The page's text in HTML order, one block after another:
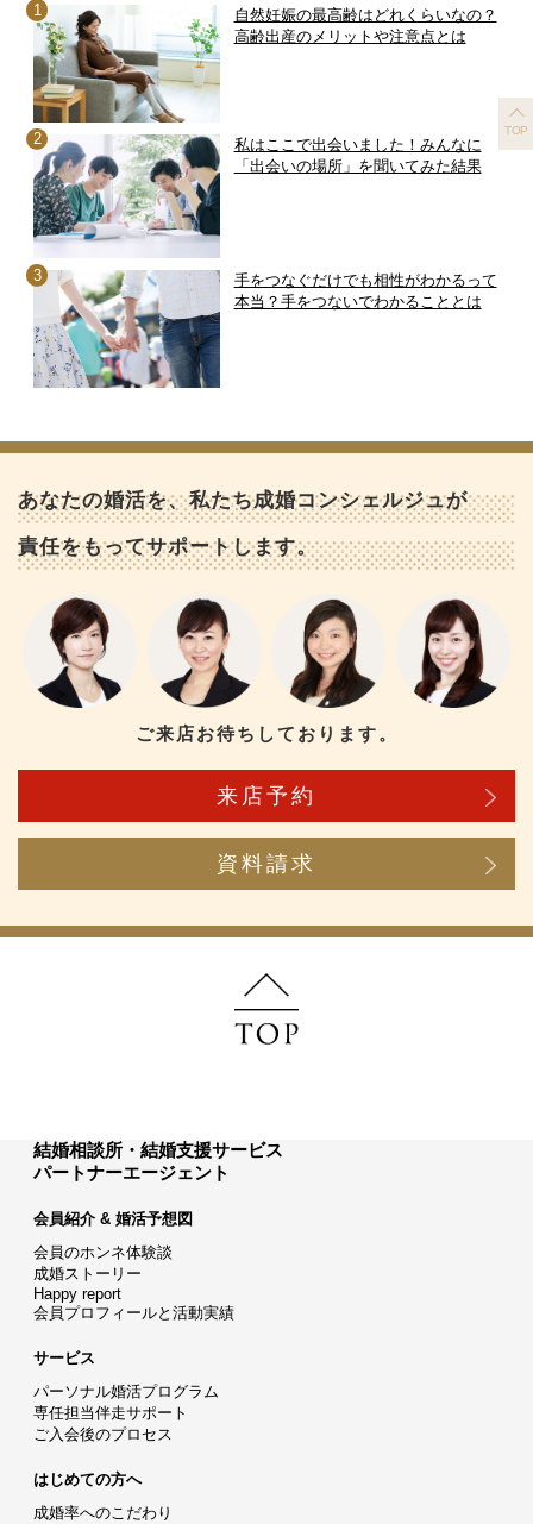
自然妊娠の最高齢はどれくらいなの？
高齢出産のメリットや注意点とは
私はここで出会いました！みんなに
「出会いの場所」を聞いてみた結果
手をつなぐだけでも相性がわかるって
本当？手をつないでわかることとは
TOP
あなたの婚活を、私たち成婚コンシェルジュが
責任をもってサポートします。
ご来店お待ちしております。
来店予約
資料請求
結婚相談所・結婚支援サービス
パートナーエージェント
会員紹介 & 婚活予想図
会員のホンネ体験談
成婚ストーリー
Happy report
会員プロフィールと活動実績
サービス
パーソナル婚活プログラム
専任担当伴走サポート
ご入会後のプロセス
はじめての方へ
成婚率へのこだわり